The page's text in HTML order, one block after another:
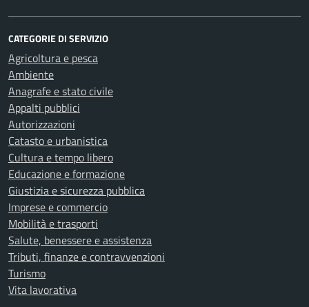
CATEGORIE DI SERVIZIO
Agricoltura e pesca
Ambiente
Anagrafe e stato civile
Appalti pubblici
Autorizzazioni
Catasto e urbanistica
Cultura e tempo libero
Educazione e formazione
Giustizia e sicurezza pubblica
Imprese e commercio
Mobilità e trasporti
Salute, benessere e assistenza
Tributi, finanze e contravvenzioni
Turismo
Vita lavorativa